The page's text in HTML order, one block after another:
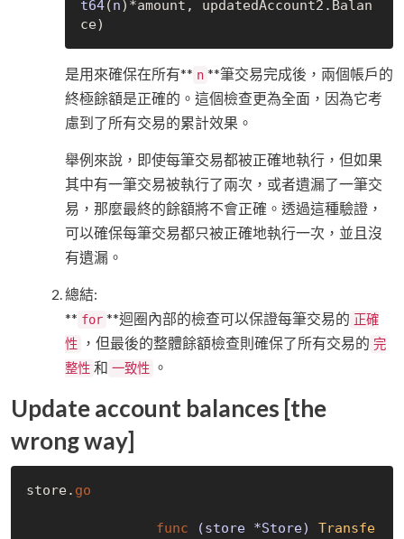
t64(n) *amount, updatedAccount2.Balan
是用來確保在所有** n **筆交易完成後，兩個帳戶的
終極餘額是正確的。這個檢查更為全面，因為它考
慮到了所有交易的累計效果。
舉例來說，即使每筆交易都被正確地執行，但如果
其中有一筆交易被執行了兩次，或者遺漏了一筆交
易，那麼最終的餘額將不會正確。透過這種驗證，
可以確保每筆交易都只被正確地執行一次，並且沒
有遺漏。
總結:
** for **迴圈內部的檢查可以保證每筆交易的 正確
性
，但最後的整體餘額檢查則確保了所有交易的 完
整性 和 一致性 。
Update account balances [the
wrong way]
store. go
func (store *Store)
Transfe